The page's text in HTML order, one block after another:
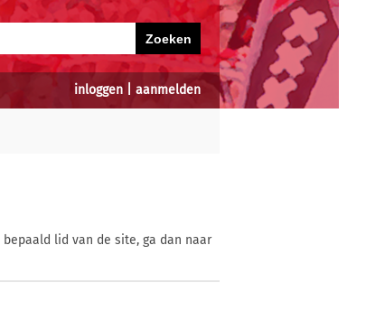
inloggen aanmelden
lid van de site, ga dan naar